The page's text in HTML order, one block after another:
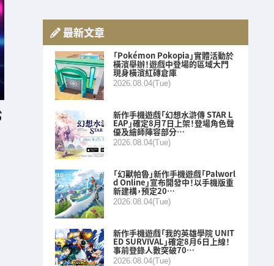
最新文章
「Pokémon Pokopia」實體活動於
橫濱舉辦！遊戲中登場的區域大門
現身橫濱紅磚倉庫
2026.08.04(Tue)
新作手機遊戲「幻想水滸傳 STAR L
EAP」確定8月7日上架！登場角色聲
優及繪師陣容部分…
2026.08.04(Tue)
「幻獸帕魯」新作手機遊戲「Palworl
d Online」宣布開發中！以手機版重
新建構，預定20…
2026.08.04(Tue)
新作手機遊戲「我的英雄學院 UNIT
ED SURVIVAL」確定8月6日上線！
事前登錄人數突破70…
2026.08.04(Tue)